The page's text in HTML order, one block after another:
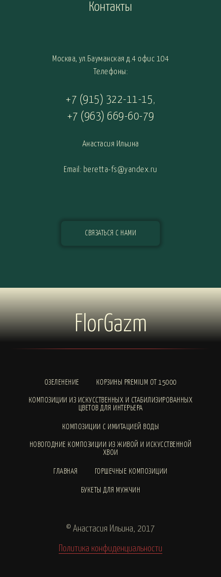
Контакты
Москва, ул.Бауманская д.4 офис 104
Телефоны:
+7 (915) 322-11-15,
+7 (963) 669-60-79
Анастасия Ильина
Email: beretta-fs@yandex.ru
СВЯЗАТЬСЯ С НАМИ
FlorGazm
ОЗЕЛЕНЕНИЕ КОРЗИНЫ PREMIUM ОТ 15000
КОМПОЗИЦИИ ИЗ ИСКУССТВЕННЫХ И СТАБИЛИЗИРОВАННЫХ
ЦВЕТОВ ДЛЯ ИНТЕРЬЕРА
КОМПОЗИЦИИ С ИМИТАЦИЕЙ ВОДЫ
НОВОГОДНИЕ КОМПОЗИЦИИ ИЗ ЖИВОЙ И ИСКУССТВЕННОЙ
ХВОИ
ГЛАВНАЯ ГОРШЕЧНЫЕ КОМПОЗИЦИИ
БУКЕТЫ ДЛЯ МУЖЧИН
© Анастасия Ильина, 2017
Политика конфиденциальности